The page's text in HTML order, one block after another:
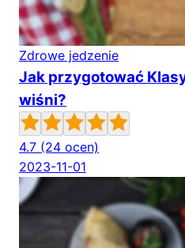
Zdrowe jedzenie
Jak przygotować
wiśni?
4.7 (24 ocen)
2023-11-01